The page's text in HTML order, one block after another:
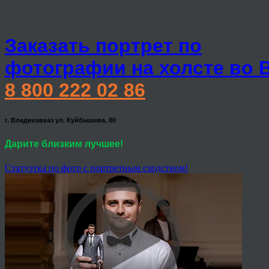
Заказать портрет по
фотографии на холсте во
8 800 222 02 86
г. Владикавказ ул. Куйбышева, 80
Дарите близким лучшее!
Статуэтка по фото с портретным сходством!